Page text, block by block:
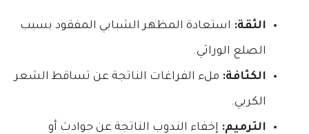
الثقة: استعادة المظهر الشبابي المفقود بسبب
الصلع الوراثي.
الكثافة: ملء الفراغات الناتجة عن تساقط الشعر
الكربي.
الترميم: إخفاء الندوب الناتجة عن حوادث أو